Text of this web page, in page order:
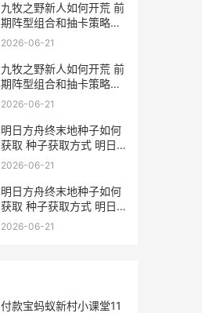
九牧之野新人如何开荒 前
期阵型组合和抽卡策略详
细解答 九牧之州
2026-06-21
九牧之野新人如何开荒 前
期阵型组合和抽卡策略详
细解答 九牧新品发布会专
2026-06-21
明日方舟终末地种子如何
获取 种子获取方式 明日
方舟终末地wiki
2026-06-21
明日方舟终末地种子如何
获取 种子获取方式 明日
方舟终末地官网入口
2026-06-21
付款宝蚂蚁新村小课堂11